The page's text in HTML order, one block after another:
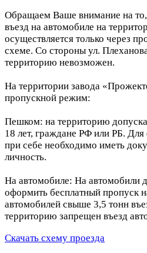
Обращаем Ваше внимание на
въезд на автомобиле на
осуществляется только через
схеме. Со стороны ул.
территорию невозможен.
На территории завода
пропускной режим:
Пешком: на территорию
18 лет, граждане РФ или РБ.
при себе необходимо иметь
личность.
На автомобиле: На автомобили
оформить бесплатный пропуск
автомобилей свыше 3,5 тонн
территорию запрещен въезд
Скачать схему проезда